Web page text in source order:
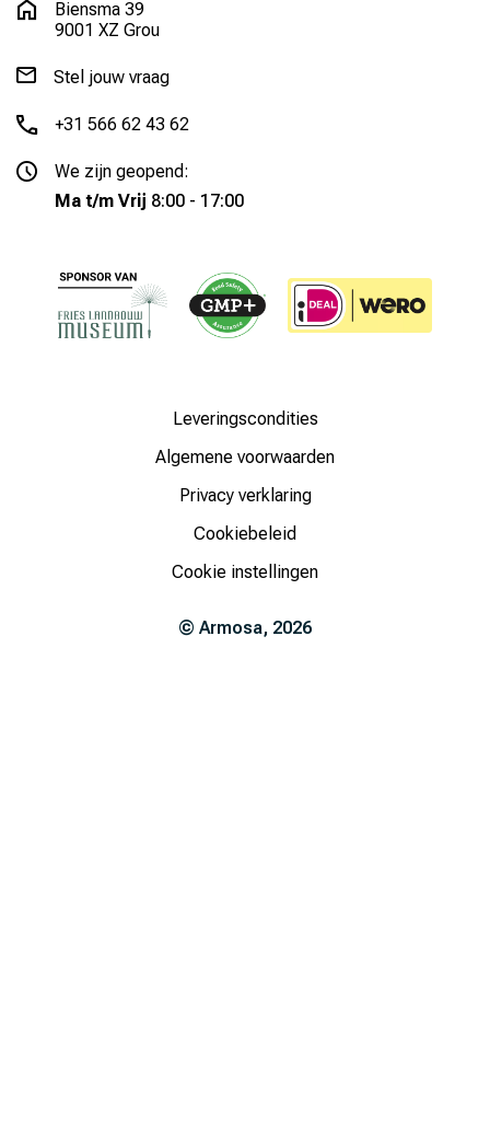
Biensma 39
9001 XZ Grou
Stel jouw vraag
+31 566 62 43 62
We zijn geopend:
Ma t/m Vrij 8:00 - 17:00
© Armosa, 2026
Leveringscondities
Algemene voorwaarden
Privacy verklaring
Cookiebeleid
Cookie instellingen